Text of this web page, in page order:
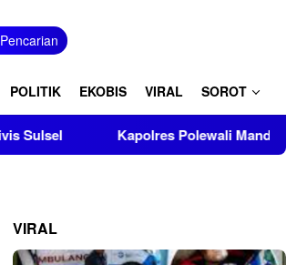
Pencarian
POLITIK EKOBIS VIRAL SOROT
Kapolres Polewali Mandar Turut
VIRAL